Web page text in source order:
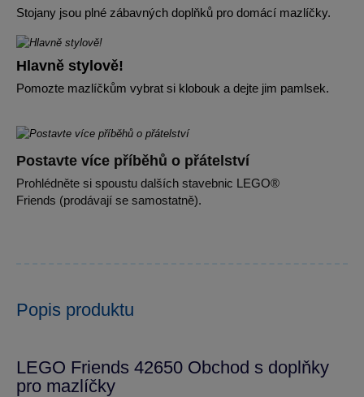
Stojany jsou plné zábavných doplňků pro domácí mazlíčky.
Hlavně stylově!
Pomozte mazlíčkům vybrat si klobouk a dejte jim pamlsek.
Postavte více příběhů o přátelství
Prohlédněte si spoustu dalších stavebnic LEGO®
Friends (prodávají se samostatně).
Popis produktu
LEGO Friends 42650 Obchod s doplňky
pro mazlíčky